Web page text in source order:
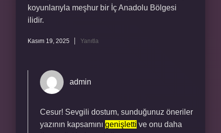
koyunlarıyla meşhur bir İç Anadolu Bölgesi
ilidir.
Kasım 19, 2025 Yanıtla
admin
Cesur! Sevgili dostum, sunduğunuz öneriler
yazının kapsamını genişletti ve onu daha